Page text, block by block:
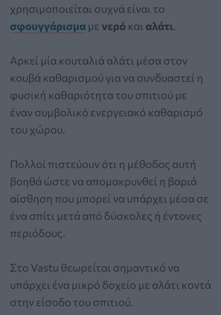
χρησιμοποιείται συχνά είναι το
σφουγγάρισμα μενερό και αλάτι.
Αρκεί μία κουταλιά αλάτι μέσα στον
κουβά καθαρισμού για να συνδυαστεί η
φυσική καθαριότητα του σπιτιού με
έναν συμβολικό ενεργειακό καθαρισμό
του χώρου.
Πολλοί πιστεύουν ότι η μέθοδος αυτή
βοηθά ώστε να απομακρυνθεί η βαριά
αίσθηση που μπορεί να υπάρχει μέσα σε
ένα σπίτι μετά από δύσκολες ή έντονες
περιόδους.
Στο Vastu θεωρείται σημαντικό να
υπάρχει ένα μικρό δοχείο με αλάτι κοντά
στην είσοδο του σπιτιού.